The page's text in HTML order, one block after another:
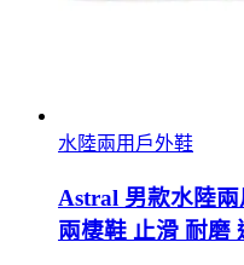
水陸兩用戶外鞋
Astral 男款水陸
兩棲鞋 止滑 耐磨